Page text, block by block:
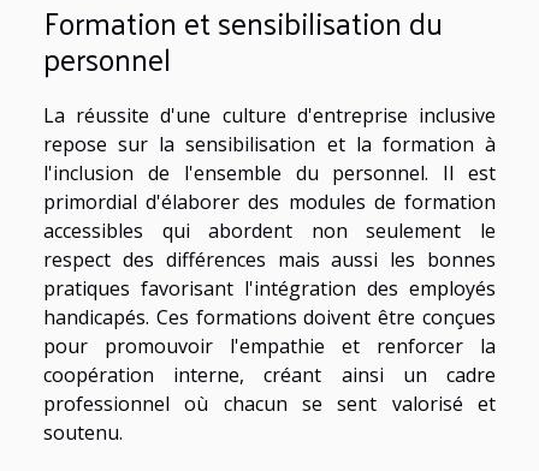
Formation et sensibilisation du
personnel
La réussite d'une culture d'entreprise inclusive
repose sur la sensibilisation et la formation à
l'inclusion de l'ensemble du personnel. Il est
primordial d'élaborer des modules de formation
accessibles qui abordent non seulement le
respect des différences mais aussi les bonnes
pratiques favorisant l'intégration des employés
handicapés. Ces formations doivent être conçues
pour promouvoir l'empathie et renforcer la
coopération interne, créant ainsi un cadre
professionnel où chacun se sent valorisé et
soutenu.